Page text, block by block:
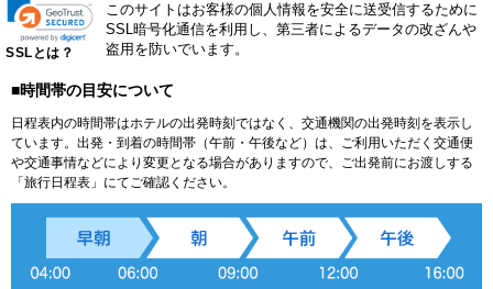
SSLとは？
このサイトはお客様の個人情報を安全に送受信するために
SSL暗号化通信を利用し、第三者によるデータの改ざんや
盗用を防いでいます。
■時間帯の目安について
日程表内の時間帯はホテルの出発時刻ではなく、交通機関の出発時刻を表示し
ています。出発・到着の時間帯（午前・午後など）は、ご利用いただく交通便
や交通事情などにより変更となる場合がありますので、ご出発前にお渡しする
「旅行日程表」にてご確認ください。